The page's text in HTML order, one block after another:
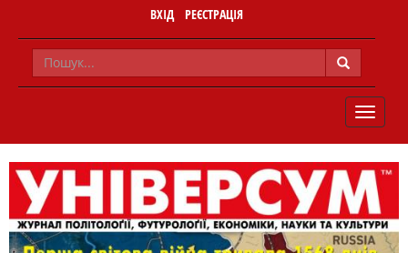
ВХІД РЕЄСТРАЦІЯ
TOGGLE